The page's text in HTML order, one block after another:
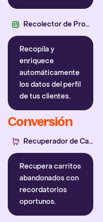
Recolector de Propiedades
Recopila y
enriquece
automáticamente
los datos del perfil
de tus clientes.
Conversión
Recuperador de Carritos
Recupera carritos
abandonados con
recordatorios
oportunos.